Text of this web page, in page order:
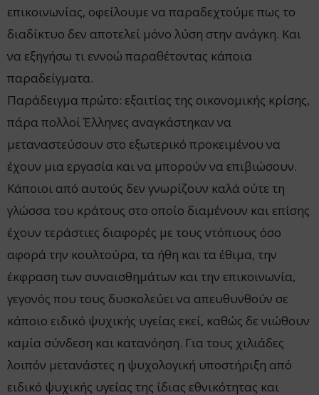
επικοινωνίας, οφείλουμε να παραδεχτούμε πως το
διαδίκτυο δεν αποτελεί μόνο λύση στην ανάγκη. Και
να εξηγήσω τι εννοώ παραθέτοντας κάποια
παραδείγματα.
Παράδειγμα πρώτο: εξαιτίας της οικονομικής κρίσης,
πάρα πολλοί Έλληνες αναγκάστηκαν να
μεταναστεύσουν στο εξωτερικό προκειμένου να
έχουν μια εργασία και να μπορούν να επιβιώσουν.
Κάποιοι από αυτούς δεν γνωρίζουν καλά ούτε τη
γλώσσα του κράτους στο οποίο διαμένουν και επίσης
έχουν τεράστιες διαφορές με τους ντόπιους όσο
αφορά την κουλτούρα, τα ήθη και τα έθιμα, την
έκφραση των συναισθημάτων και την επικοινωνία,
γεγονός που τους δυσκολεύει να απευθυνθούν σε
κάποιο ειδικό ψυχικής υγείας εκεί, καθώς δε νιώθουν
καμία σύνδεση και κατανόηση. Για τους χιλιάδες
λοιπόν μετανάστες η ψυχολογική υποστήριξη από
ειδικό ψυχικής υγείας της ίδιας εθνικότητας και